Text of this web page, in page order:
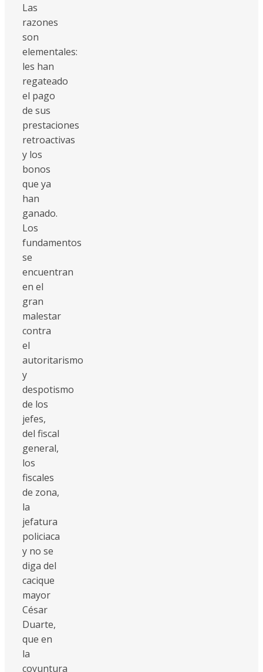
Las
razones
son
elementales:
les han
regateado
el pago
de sus
prestaciones
retroactivas
y los
bonos
que ya
han
ganado.
Los
fundamentos
se
encuentran
en el
gran
malestar
contra
el
autoritarismo
y
despotismo
de los
jefes,
del fiscal
general,
los
fiscales
de zona,
la
jefatura
policiaca
y no se
diga del
cacique
mayor
César
Duarte,
que en
la
coyuntura